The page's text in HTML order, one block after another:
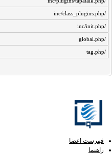
/inc/class_plugins.php
/inc/init.php
/global.php
/tag.php
فهرست اعضا
راهنما